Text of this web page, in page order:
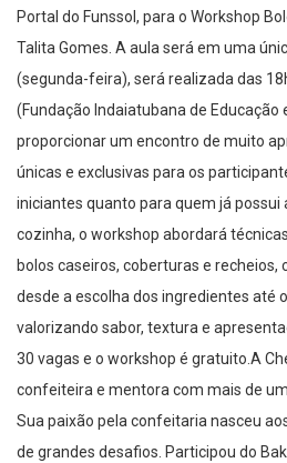
Portal do Funssol, para o Workshop
Talita Gomes. A aula será em uma
(segunda-feira), será realizada das
(Fundação Indaiatubana de Educação
proporcionar um encontro de muito
únicas e exclusivas para os
iniciantes quanto para quem já possui
cozinha, o workshop abordará
bolos caseiros, coberturas e recheios,
desde a escolha dos ingredientes até
valorizando sabor, textura e
30 vagas e o workshop é gratuito.A
confeiteira e mentora com mais de
Sua paixão pela confeitaria nasceu
de grandes desafios. Participou do